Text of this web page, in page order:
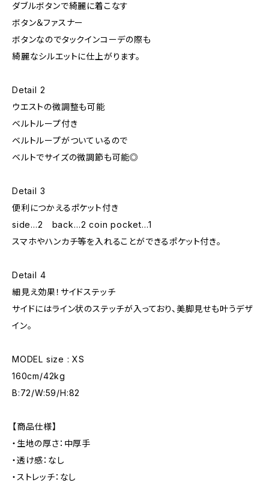
ダブルボタンで綺麗に着こなす
ボタン＆ファスナー
ボタンなのでタックインコーデの際も
綺麗なシルエットに仕上がります。
Detail 2
ウエストの微調整も可能
ベルトループ付き
ベルトループがついているので
ベルトでサイズの微調節も可能◎
Detail 3
便利につかえるポケット付き
side…2 back…2 coin pocket…1
スマホやハンカチ等を入れることができるポケット付き。
Detail 4
細見え効果！サイドステッチ
サイドにはライン状のステッチが入っており、美脚見せも叶うデザ
イン。
MODEL size : XS
160cm/42kg
B:72/W:59/H:82
【商品仕様】
・生地の厚さ：中厚手
・透け感：なし
・ストレッチ：なし